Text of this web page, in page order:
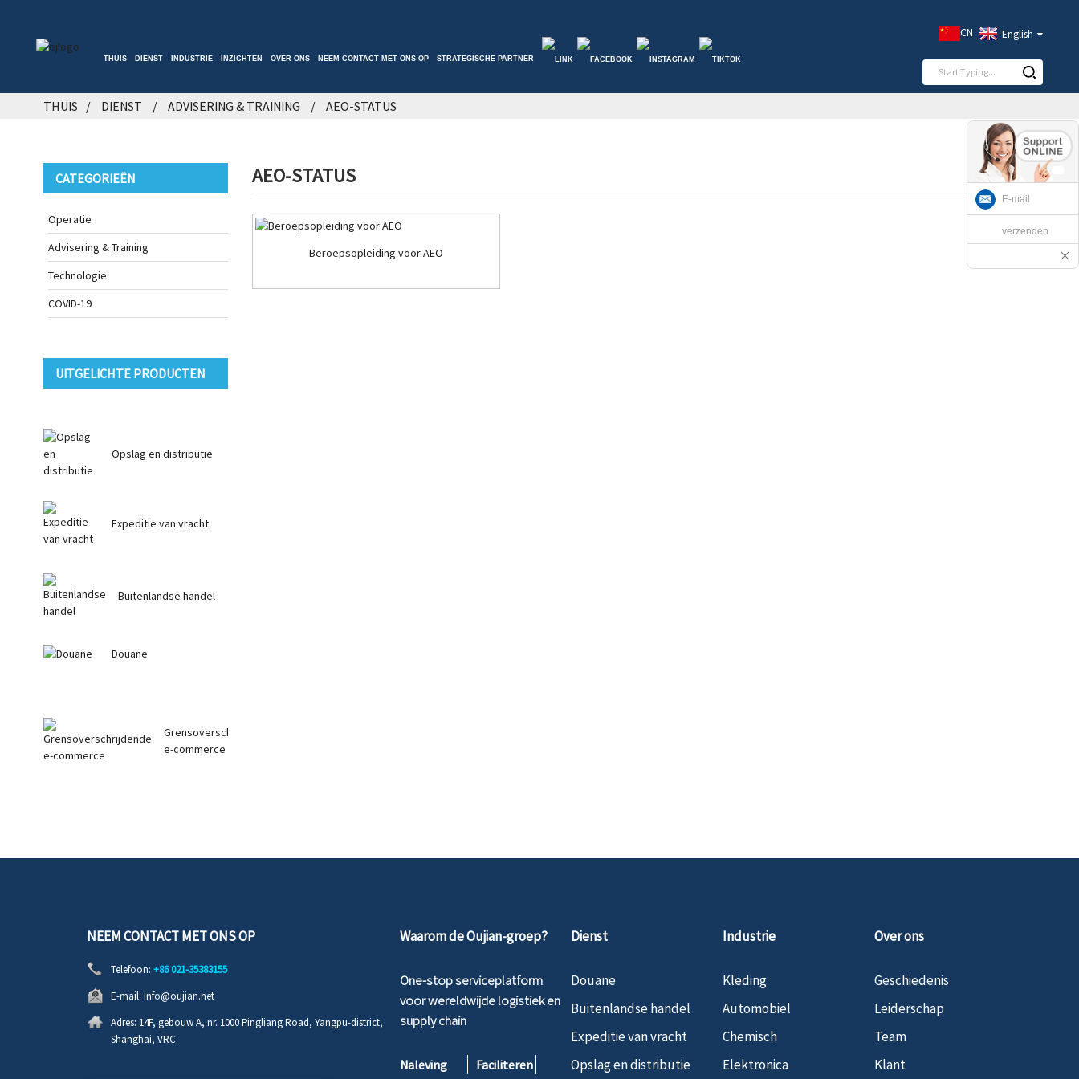
THUIS DIENST INDUSTRIE INZICHTEN OVER ONS NEEM CONTACT MET ONS OP STRATEGISCHE PARTNER
CN English
THUIS DIENST ADVISERING & TRAINING AEO-STATUS
CATEGORIEËN
Operatie
Advisering & Training
Technologie
COVID-19
UITGELICHTE PRODUCTEN
Opslag en distributie
Expeditie van vracht
Buitenlandse handel
Douane
Grensoverschrijdende
e-commerce
AEO-STATUS
Beroepsopleiding voor AEO
NEEM CONTACT MET ONS OP
Telefoon: +86 021-35383155
E-mail: info@oujian.net
Adres: 14F, gebouw A, nr. 1000 Pingliang Road, Yangpu-district,
Shanghai, VRC
Waarom de Oujian-groep?
One-stop serviceplatform
voor wereldwijde logistiek en
supply chain
Naleving Faciliteren
Dienst
Douane
Buitenlandse handel
Expeditie van vracht
Opslag en distributie
Industrie
Kleding
Automobiel
Chemisch
Elektronica
Over ons
Geschiedenis
Leiderschap
Team
Klant
E-mail
verzenden